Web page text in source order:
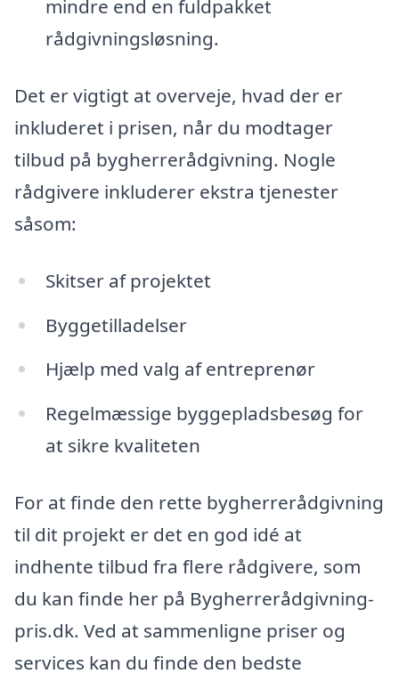
mindre end en fuldpakket
rådgivningsløsning.
Det er vigtigt at overveje, hvad der er
inkluderet i prisen, når du modtager
tilbud på bygherrerådgivning. Nogle
rådgivere inkluderer ekstra tjenester
såsom:
Skitser af projektet
Byggetilladelser
Hjælp med valg af entreprenør
Regelmæssige byggepladsbesøg for
at sikre kvaliteten
For at finde den rette bygherrerådgivning
til dit projekt er det en god idé at
indhente tilbud fra flere rådgivere, som
du kan finde her på Bygherrerådgivning-
pris.dk. Ved at sammenligne priser og
services kan du finde den bedste